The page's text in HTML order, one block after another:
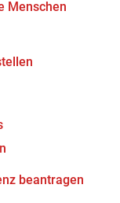
Menschen
beantragen